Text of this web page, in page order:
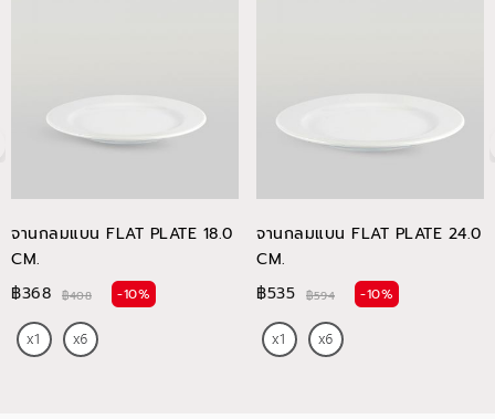
จานกลมแบน FLAT PLATE 18.0
CM.
฿368
฿408 -10%
จานกลมแบน FLAT PLATE 24.0
CM.
฿535
฿594 -10%